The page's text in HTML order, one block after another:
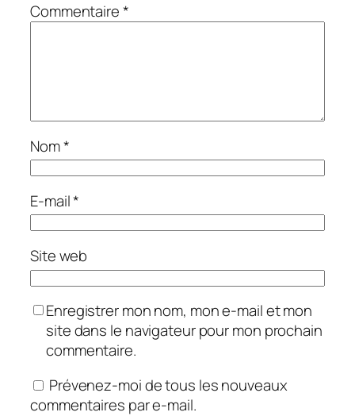
Commentaire*
Nom*
E-mail*
Site web
Enregistrer mon nom, mon e-mail et mon
site dans le navigateur pour mon prochain
commentaire.
Prévenez-moi de tous les nouveaux
commentaires par e-mail.